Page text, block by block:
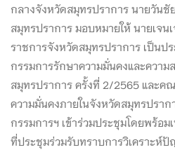
กลางจังหวัดสมุทรปราการ นายวันชั
สมุทรปราการ มอบหมายให้ นายเจน
ราชการจังหวัดสมุทรปราการ เป็นป
กรรมการรักษาความมั่นคงและความ
สมุทรปราการ ครั้งที่ 2/2565 และค
ความมั่นคงภายในจังหวัดสมุทรปรา
กรรมการฯ เข้าร่วมประชุมโดยพร้อม
ที่ประชุมร่วมรับทราบการวิเคราะ